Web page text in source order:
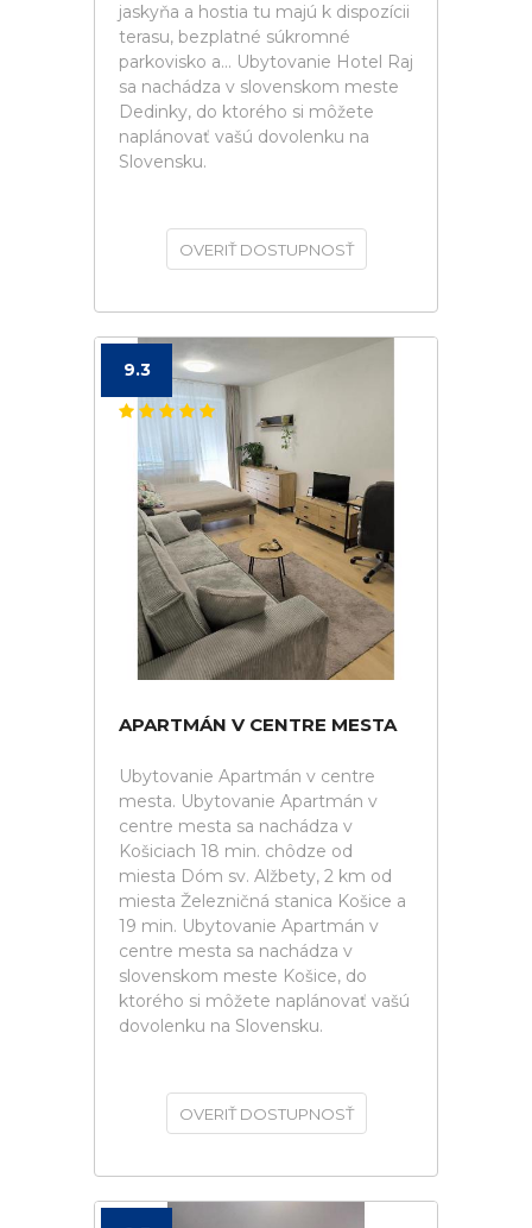
jaskyňa a hostia tu majú k dispozícii
terasu, bezplatné súkromné
parkovisko a... Ubytovanie Hotel Raj
sa nachádza v slovenskom meste
Dedinky, do ktorého si môžete
naplánovať vašú dovolenku na
Slovensku.
OVERIŤ DOSTUPNOSŤ
9.3
APARTMÁN V CENTRE MESTA
Ubytovanie Apartmán v centre
mesta. Ubytovanie Apartmán v
centre mesta sa nachádza v
Košiciach 18 min. chôdze od
miesta Dóm sv. Alžbety, 2 km od
miesta Železničná stanica Košice a
19 min. Ubytovanie Apartmán v
centre mesta sa nachádza v
slovenskom meste Košice, do
ktorého si môžete naplánovať vašú
dovolenku na Slovensku.
OVERIŤ DOSTUPNOSŤ